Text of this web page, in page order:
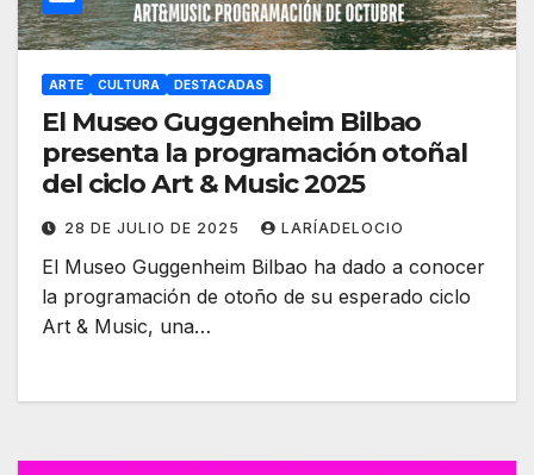
ARTE CULTURA DESTACADAS
El Museo Guggenheim Bilbao
presenta la programación otoñal
del ciclo Art & Music 2025
28 DE JULIO DE 2025 LARÍADELOCIO
El Museo Guggenheim Bilbao ha dado a conocer
la programación de otoño de su esperado ciclo
Art & Music, una…